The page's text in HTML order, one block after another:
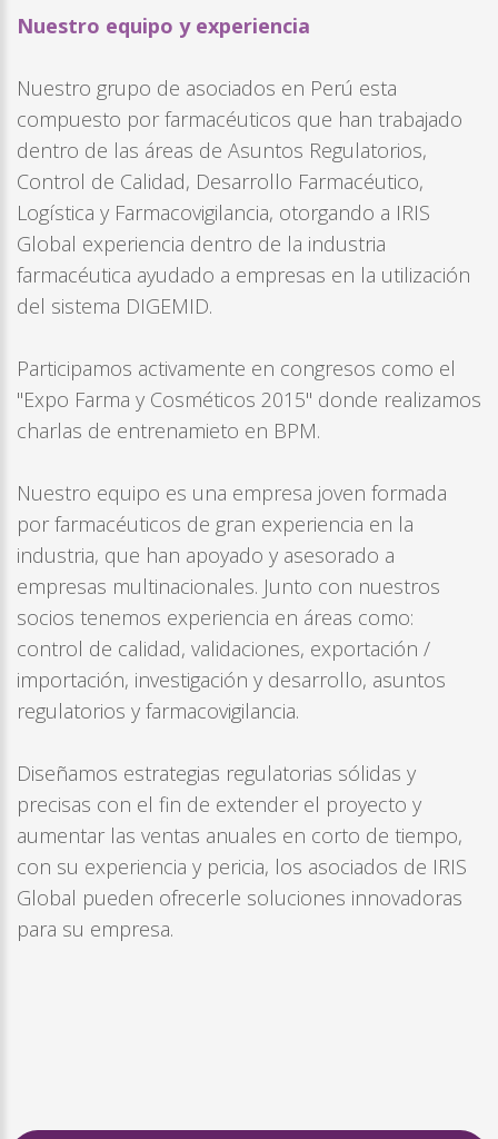
Nuestro equipo y experiencia
Nuestro grupo de asociados en Perú esta
compuesto por farmacéuticos que han trabajado
dentro de las áreas de Asuntos Regulatorios,
Control de Calidad, Desarrollo Farmacéutico,
Logística y Farmacovigilancia, otorgando a IRIS
Global experiencia dentro de la industria
farmacéutica ayudado a empresas en la utilización
del sistema DIGEMID.
Participamos activamente en congresos como el
"Expo Farma y Cosméticos 2015" donde realizamos
charlas de entrenamieto en BPM.
Nuestro equipo es una empresa joven formada
por farmacéuticos de gran experiencia en la
industria, que han apoyado y asesorado a
empresas multinacionales. Junto con nuestros
socios tenemos experiencia en áreas como:
control de calidad, validaciones, exportación /
importación, investigación y desarrollo, asuntos
regulatorios y farmacovigilancia.
Diseñamos estrategias regulatorias sólidas y
precisas con el fin de extender el proyecto y
aumentar las ventas anuales en corto de tiempo,
con su experiencia y pericia, los asociados de IRIS
Global pueden ofrecerle soluciones innovadoras
para su empresa.